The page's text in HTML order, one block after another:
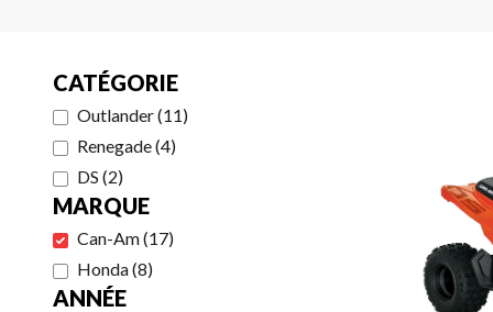
CATÉGORIE
Outlander(11)
Renegade(4)
DS (2)
MARQUE
Can-Am(17)
Honda(8)
ANNÉE